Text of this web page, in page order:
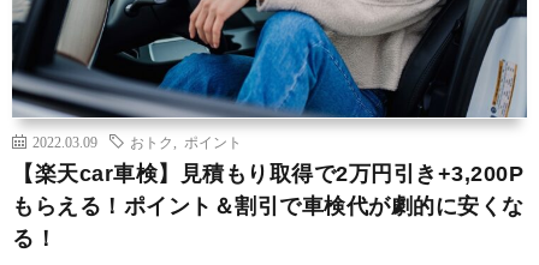
2022.03.09 おトク ポイント
【楽天car車検】見積もり取得で2万円引き+3,200P
もらえる！ポイント＆割引で車検代が劇的に安くな
る！